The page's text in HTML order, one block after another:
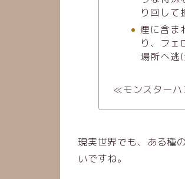
り回して
煙に含ま
り、フェ
場所へ逃
≪モンスター
現実世界でも、ある種
いですね。